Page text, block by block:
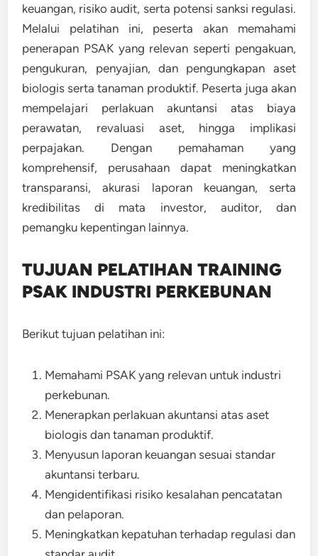
keuangan, risiko audit, serta potensi sanksi regulasi.
Melalui pelatihan ini, peserta akan memahami
penerapan PSAK yang relevan seperti pengakuan,
pengukuran, penyajian, dan pengungkapan aset
biologis serta tanaman produktif. Peserta juga akan
mempelajari perlakuan akuntansi atas biaya
perawatan, revaluasi aset, hingga implikasi
perpajakan. Dengan pemahaman yang
komprehensif, perusahaan dapat meningkatkan
transparansi, akurasi laporan keuangan, serta
kredibilitas di mata investor, auditor, dan
pemangku kepentingan lainnya.
TUJUAN PELATIHAN TRAINING
PSAK INDUSTRI PERKEBUNAN
Berikut tujuan pelatihan ini:
Memahami PSAK yang relevan untuk industri
perkebunan.
Menerapkan perlakuan akuntansi atas aset
biologis dan tanaman produktif.
Menyusun laporan keuangan sesuai standar
akuntansi terbaru.
Mengidentifikasi risiko kesalahan pencatatan
dan pelaporan.
Meningkatkan kepatuhan terhadap regulasi dan